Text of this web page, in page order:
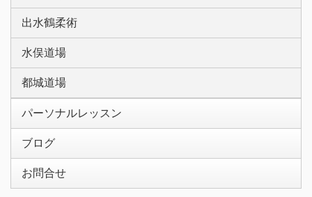
出水鶴柔術
水俣道場
都城道場
パーソナルレッスン
ブログ
お問合せ